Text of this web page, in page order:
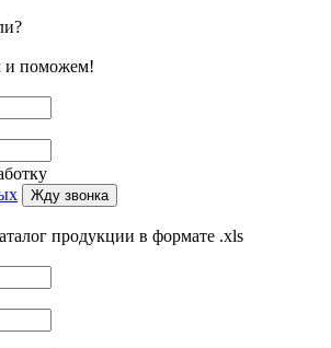
и поможем!
Жду звонка
продукции в формате .xls